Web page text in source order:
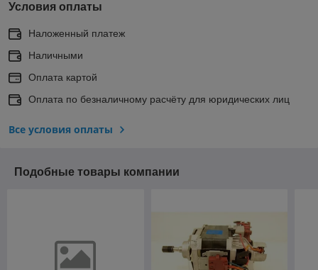
Условия оплаты
Наложенный платеж
Наличными
Оплата картой
Оплата по безналичному расчёту для юридических лиц
Все условия оплаты
Подобные товары компании